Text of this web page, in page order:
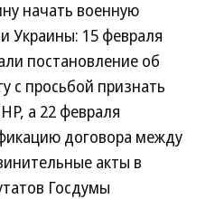
начать военную
Украины: 15 февраля
постановление об
с просьбой признать
а 22 февраля
договора между
акты в
Госдумы